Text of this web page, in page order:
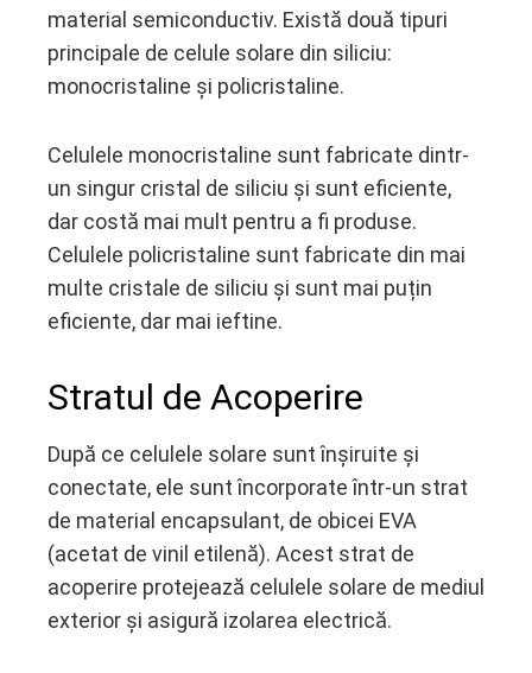
material semiconductiv. Există două tipuri
principale de celule solare din siliciu:
monocristaline și policristaline.
Celulele monocristaline sunt fabricate dintr-
un singur cristal de siliciu și sunt eficiente,
dar costă mai mult pentru a fi produse.
Celulele policristaline sunt fabricate din mai
multe cristale de siliciu și sunt mai puțin
eficiente, dar mai ieftine.
Stratul de Acoperire
După ce celulele solare sunt înșiruite și
conectate, ele sunt încorporate într-un strat
de material encapsulant, de obicei EVA
(acetat de vinil etilenă). Acest strat de
acoperire protejează celulele solare de mediul
exterior și asigură izolarea electrică.